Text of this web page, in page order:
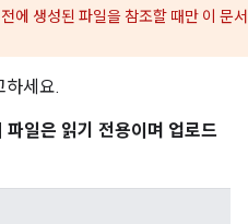
에 생성된 파일을 참조할 때만 이 문서
하세요.
파일은 읽기 전용이며 업로드